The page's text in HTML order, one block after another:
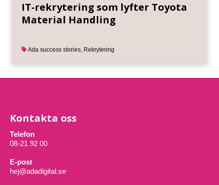
IT-rekrytering som lyfter Toyota
Material Handling
Ada success stories, Rekrytering
Kontakta oss
Telefon
08-21 92 00
E-post
hej@adadigital.se